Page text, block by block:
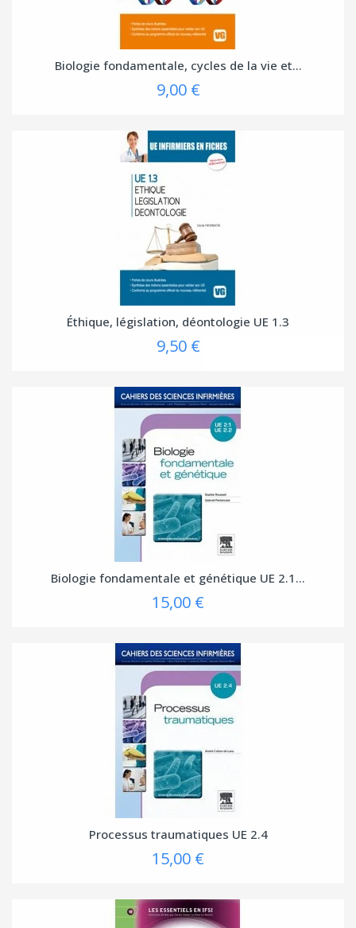
Biologie fondamentale, cycles de la vie et...
9,00 €
Éthique, législation, déontologie UE 1.3
9,50 €
Biologie fondamentale et génétique UE 2.1...
15,00 €
Processus traumatiques UE 2.4
15,00 €